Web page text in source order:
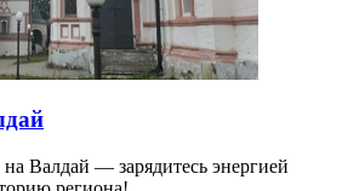
Валдай — зарядитесь энергией